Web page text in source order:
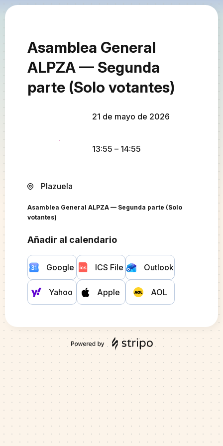
Asamblea General
ALPZA — Segunda
parte (Solo votantes)
21 de mayo de 2026
13:55 – 14:55
Plazuela
Asamblea General ALPZA — Segunda parte (Solo
votantes)
Añadir al calendario
Google ICS File Outlook
Yahoo Apple AOL